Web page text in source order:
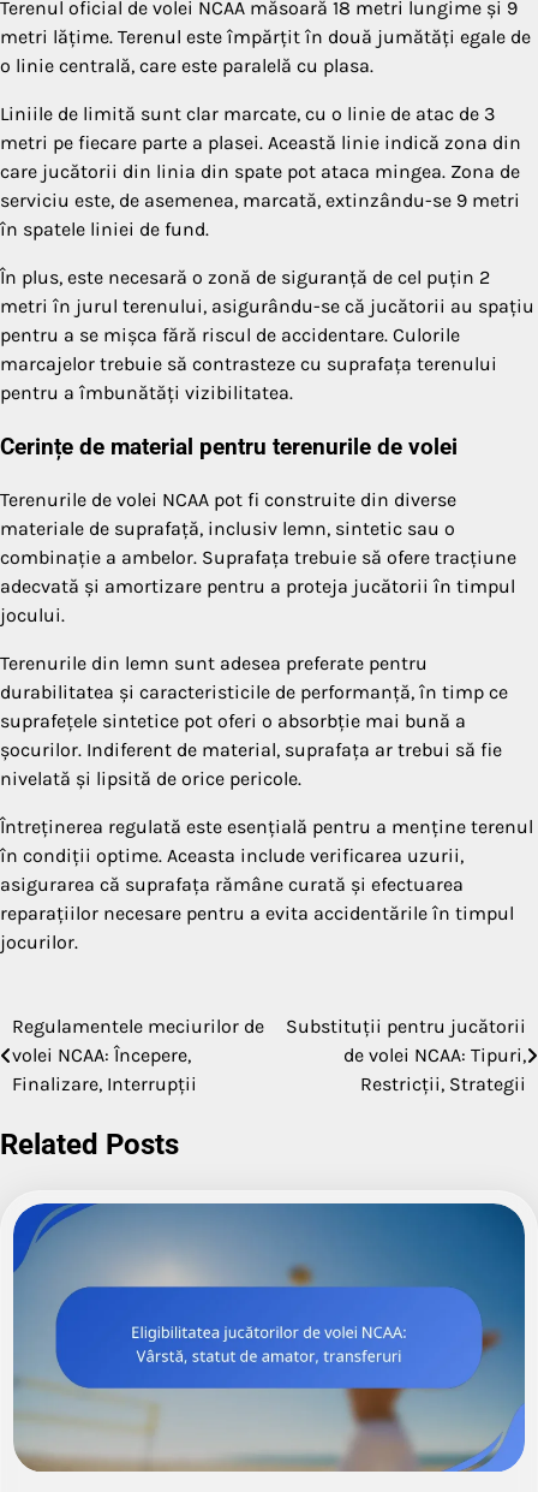
Terenul oficial de volei NCAA măsoară 18 metri lungime și 9
metri lățime. Terenul este împărțit în două jumătăți egale de
o linie centrală, care este paralelă cu plasa.
Liniile de limită sunt clar marcate, cu o linie de atac de 3
metri pe fiecare parte a plasei. Această linie indică zona din
care jucătorii din linia din spate pot ataca mingea. Zona de
serviciu este, de asemenea, marcată, extinzându-se 9 metri
în spatele liniei de fund.
În plus, este necesară o zonă de siguranță de cel puțin 2
metri în jurul terenului, asigurându-se că jucătorii au spațiu
pentru a se mișca fără riscul de accidentare. Culorile
marcajelor trebuie să contrasteze cu suprafața terenului
pentru a îmbunătăți vizibilitatea.
Cerințe de material pentru terenurile de volei
Terenurile de volei NCAA pot fi construite din diverse
materiale de suprafață, inclusiv lemn, sintetic sau o
combinație a ambelor. Suprafața trebuie să ofere tracțiune
adecvată și amortizare pentru a proteja jucătorii în timpul
jocului.
Terenurile din lemn sunt adesea preferate pentru
durabilitatea și caracteristicile de performanță, în timp ce
suprafețele sintetice pot oferi o absorbție mai bună a
șocurilor. Indiferent de material, suprafața ar trebui să fie
nivelată și lipsită de orice pericole.
Întreținerea regulată este esențială pentru a menține terenul
în condiții optime. Aceasta include verificarea uzurii,
asigurarea că suprafața rămâne curată și efectuarea
reparațiilor necesare pentru a evita accidentările în timpul
jocurilor.
Post
navigation
Regulamentele meciurilor de
volei NCAA: Începere,
Finalizare, Interrupții
Substituții pentru jucătorii
de volei NCAA: Tipuri,
Restricții, Strategii
Related Posts